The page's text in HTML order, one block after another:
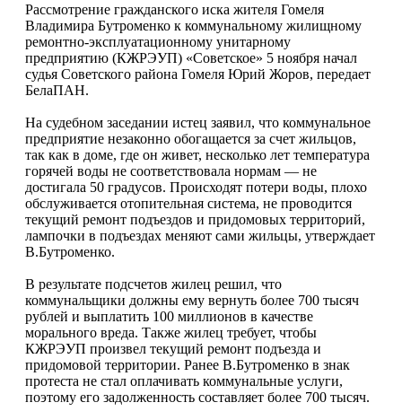
Рассмотрение гражданского иска жителя Гомеля
Владимира Бутроменко к коммунальному жилищному
ремонтно-эксплуатационному унитарному
предприятию (КЖРЭУП) «Советское» 5 ноября начал
судья Советского района Гомеля Юрий Жоров, передает
БелаПАН.
На судебном заседании истец заявил, что коммунальное
предприятие незаконно обогащается за счет жильцов,
так как в доме, где он живет, несколько лет температура
горячей воды не соответствовала нормам — не
достигала 50 градусов. Происходят потери воды, плохо
обслуживается отопительная система, не проводится
текущий ремонт подъездов и придомовых территорий,
лампочки в подъездах меняют сами жильцы, утверждает
В.Бутроменко.
В результате подсчетов жилец решил, что
коммунальщики должны ему вернуть более 700 тысяч
рублей и выплатить 100 миллионов в качестве
морального вреда. Также жилец требует, чтобы
КЖРЭУП произвел текущий ремонт подъезда и
придомовой территории. Ранее В.Бутроменко в знак
протеста не стал оплачивать коммунальные услуги,
поэтому его задолженность составляет более 700 тысяч.